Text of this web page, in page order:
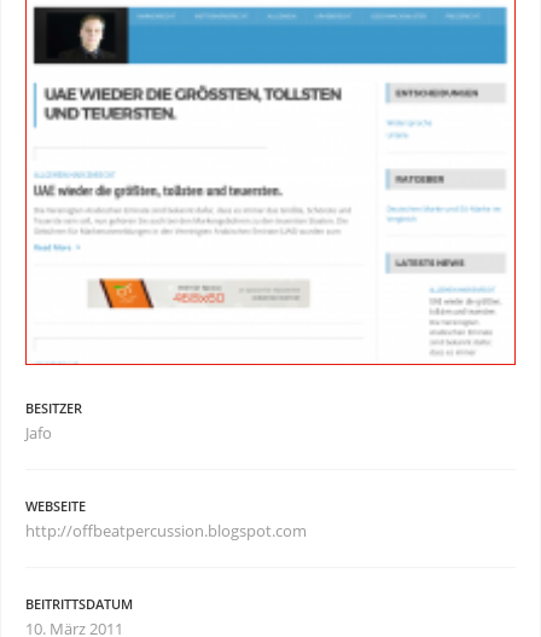
BESITZER
Jafo
WEBSEITE
http://offbeatpercussion.blogspot.com
BEITRITTSDATUM
10. März 2011